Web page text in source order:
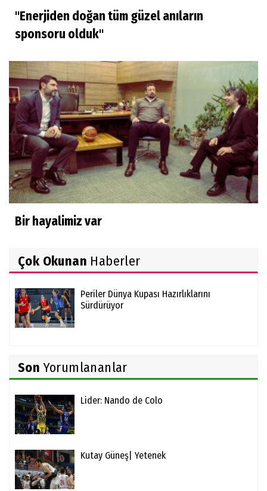
"Enerjiden doğan tüm güzel anıların
sponsoru olduk"
Bir hayalimiz var
Çok Okunan Haberler
Periler Dünya Kupası Hazırlıklarını
Sürdürüyor
Son Yorumlananlar
Lider: Nando de Colo
Kutay Güneş| Yetenek